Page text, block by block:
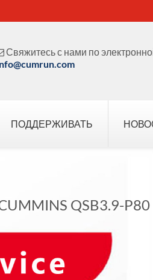
Свяжитесь с нами по
ПОДДЕРЖИВАТЬ
QSB3.9-